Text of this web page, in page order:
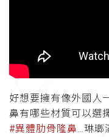
好想要擁有像外國人
鼻有哪些材質可以選
#異體肋骨隆鼻
…琳